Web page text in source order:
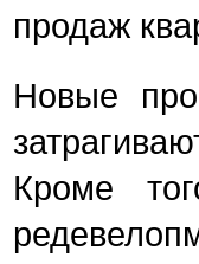
продаж
Новые
Кроме